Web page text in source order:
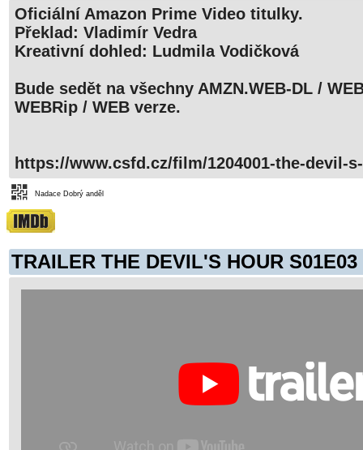
Oficiální Amazon Prime Video titulky.
Překlad: Vladimír Vedra
Kreativní dohled: Ludmila Vodičková
Bude sedět na všechny AMZN.WEB-DL /
WEBRip / WEB verze.
https://www.csfd.cz/film/1204001-the-devil-
Nadace Dobrý anděl
TRAILER THE DEVIL'S HOUR S01E03